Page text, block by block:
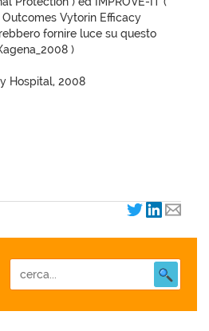
Vytorin Efficacy
fornire luce su questo
)
Hospital, 2008